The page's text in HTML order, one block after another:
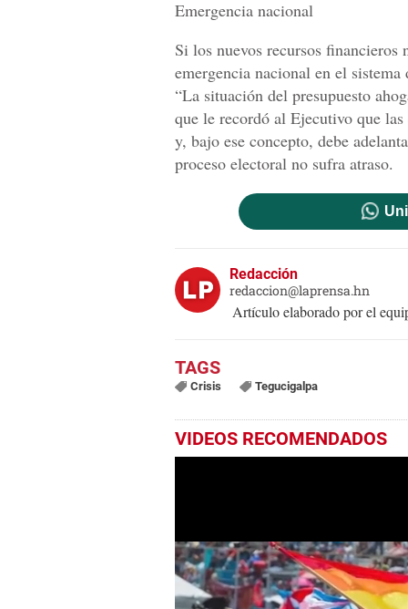
Emergencia nacional
Si los nuevos recursos
emergencia nacional en el
“La situación del presupuesto
que le recordó al Ejecutivo que
y, bajo ese concepto, debe
proceso electoral no sufra atraso.
Redacción
redaccion@laprensa.hn
Artículo elaborado por el
Crisis Tegucigalpa
VIDEOS RECOMENDADOS